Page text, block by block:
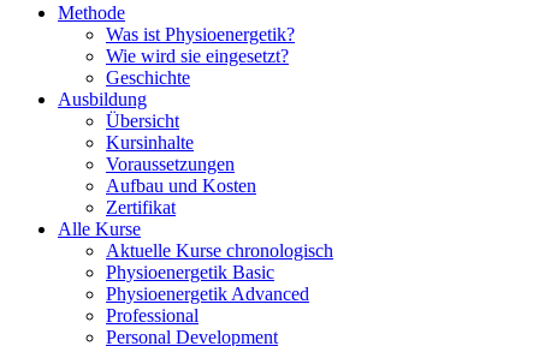
Methode
Was ist Physioenergetik?
Wie wird sie eingesetzt?
Geschichte
Ausbildung
Übersicht
Kursinhalte
Voraussetzungen
Aufbau und Kosten
Zertifikat
Alle Kurse
Aktuelle Kurse chronologisch
Physioenergetik Basic
Physioenergetik Advanced
Professional
Personal Development